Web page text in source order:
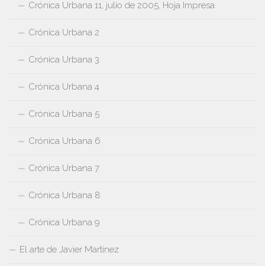
Crónica Urbana 11, julio de 2005, Hoja Impresa
Crónica Urbana 2
Crónica Urbana 3
Crónica Urbana 4
Crónica Urbana 5
Crónica Urbana 6
Crónica Urbana 7
Crónica Urbana 8
Crónica Urbana 9
El arte de Javier Martinez